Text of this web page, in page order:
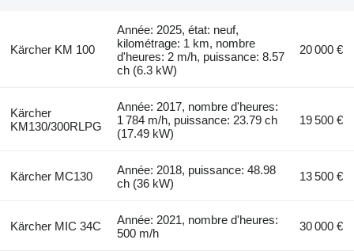
Kärcher KM 100
Année: 2025, état: neuf,
kilométrage: 1 km, nombre
d'heures: 2 m/h, puissance: 8.57
ch (6.3 kW)
20 000 €
Kärcher
KM130/300RLPG
Année: 2017, nombre d'heures:
1 784 m/h, puissance: 23.79 ch
(17.49 kW)
19 500 €
Kärcher MC130
Année: 2018, puissance: 48.98
ch (36 kW)
13 500 €
Kärcher MIC 34C
Année: 2021, nombre d'heures:
500 m/h
30 000 €